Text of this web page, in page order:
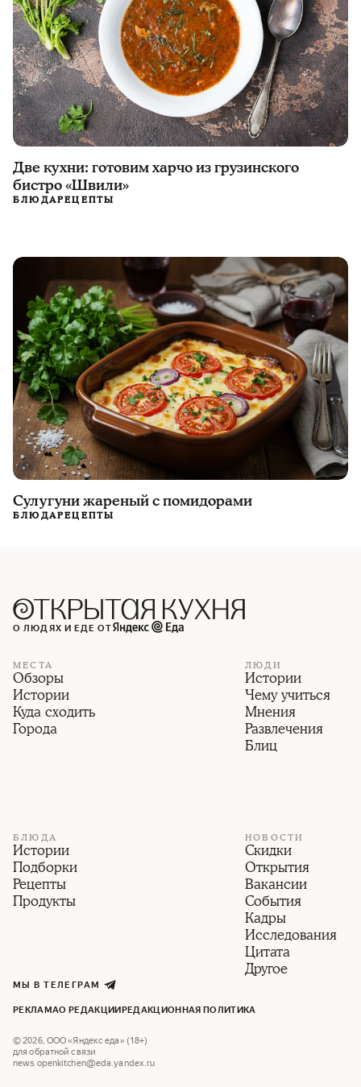
Две кухни: готовим харчо из грузинского
бистро «Швили»
БЛЮДАРЕЦЕПТЫ
Сулугуни жареный с помидорами
БЛЮДАРЕЦЕПТЫ
О ЛЮДЯХ И ЕДЕ ОТ
МЕСТА
Обзоры
Истории
Куда сходить
Города
ЛЮДИ
Истории
Чему учиться
Мнения
Развлечения
Блиц
БЛЮДА
Истории
Подборки
Рецепты
Продукты
НОВОСТИ
Скидки
Открытия
Вакансии
События
Кадры
Исследования
Цитата
Другое
МЫ В ТЕЛЕГРАМ
РЕКЛАМАО РЕДАКЦИИ РЕДАКЦИОННАЯ ПОЛИТИКА
©2026, ООО «Яндекс еда» (18+)
для обратной связи
news.openkitchen@eda.yandex.ru